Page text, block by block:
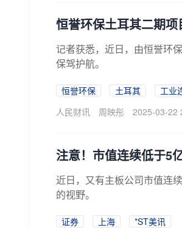
恒誉环保土耳其二期
记者获悉，近日，由恒誉环
保驾护航。
恒誉环保 土耳其
工业
人民财讯
周映彤 2025-03-22
注意！市值连续低于5
近日，又有主板公司市值连
的视野。
证券 上海
*ST美讯